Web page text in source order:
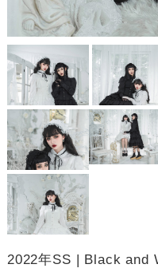
2022年SS | Black and